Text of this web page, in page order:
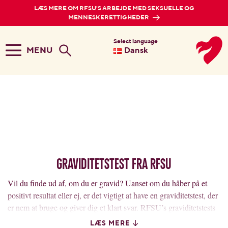
LÆS MERE OM RFSU'S ARBEJDE MED SEKSUELLE OG
MENNESKERETTIGHEDER
MENU
Select language
Dansk
Graviditetstest fra RFSU
Vil du finde ud af, om du er gravid? Uanset om du håber på et
positivt resultat eller ej, er det vigtigt at have en graviditetstest, der
er nem at bruge og giver dig et klart svar. RFSU’s graviditetstests
er designet til at give dig et hurtigt og pålideligt resultat lige
LÆS MERE